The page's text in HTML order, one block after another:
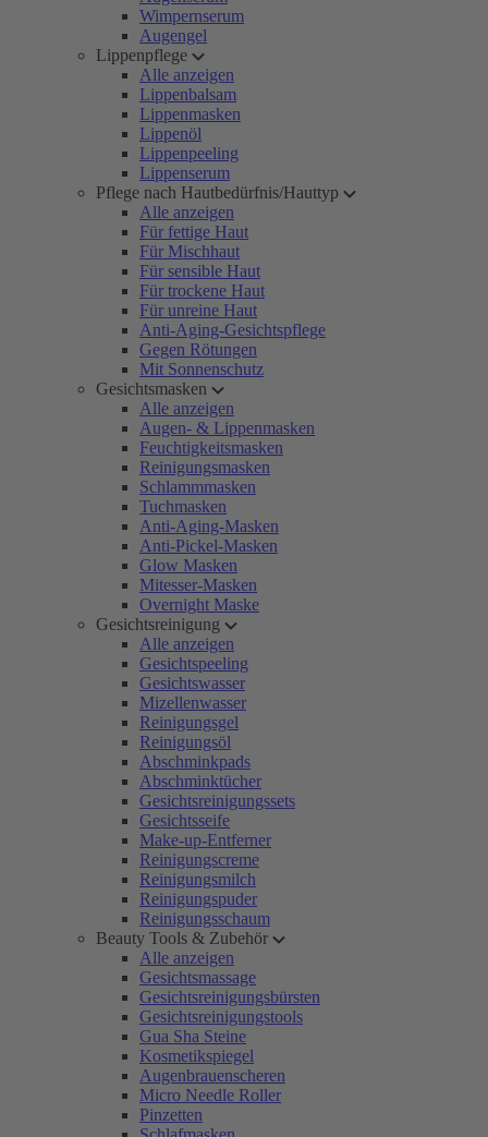
Wimpernserum
Augengel
Lippenpflege
Alle anzeigen
Lippenbalsam
Lippenmasken
Lippenöl
Lippenpeeling
Lippenserum
Pflege nach Hautbedürfnis/Hauttyp
Alle anzeigen
Für fettige Haut
Für Mischhaut
Für sensible Haut
Für trockene Haut
Für unreine Haut
Anti-Aging-Gesichtspflege
Gegen Rötungen
Mit Sonnenschutz
Gesichtsmasken
Alle anzeigen
Augen- & Lippenmasken
Feuchtigkeitsmasken
Reinigungsmasken
Schlammmasken
Tuchmasken
Anti-Aging-Masken
Anti-Pickel-Masken
Glow Masken
Mitesser-Masken
Overnight Maske
Gesichtsreinigung
Alle anzeigen
Gesichtspeeling
Gesichtswasser
Mizellenwasser
Reinigungsgel
Reinigungsöl
Abschminkpads
Abschminktücher
Gesichtsreinigungssets
Gesichtsseife
Make-up-Entferner
Reinigungscreme
Reinigungsmilch
Reinigungspuder
Reinigungsschaum
Beauty Tools & Zubehör
Alle anzeigen
Gesichtsmassage
Gesichtsreinigungsbürsten
Gesichtsreinigungstools
Gua Sha Steine
Kosmetikspiegel
Augenbrauenscheren
Micro Needle Roller
Pinzetten